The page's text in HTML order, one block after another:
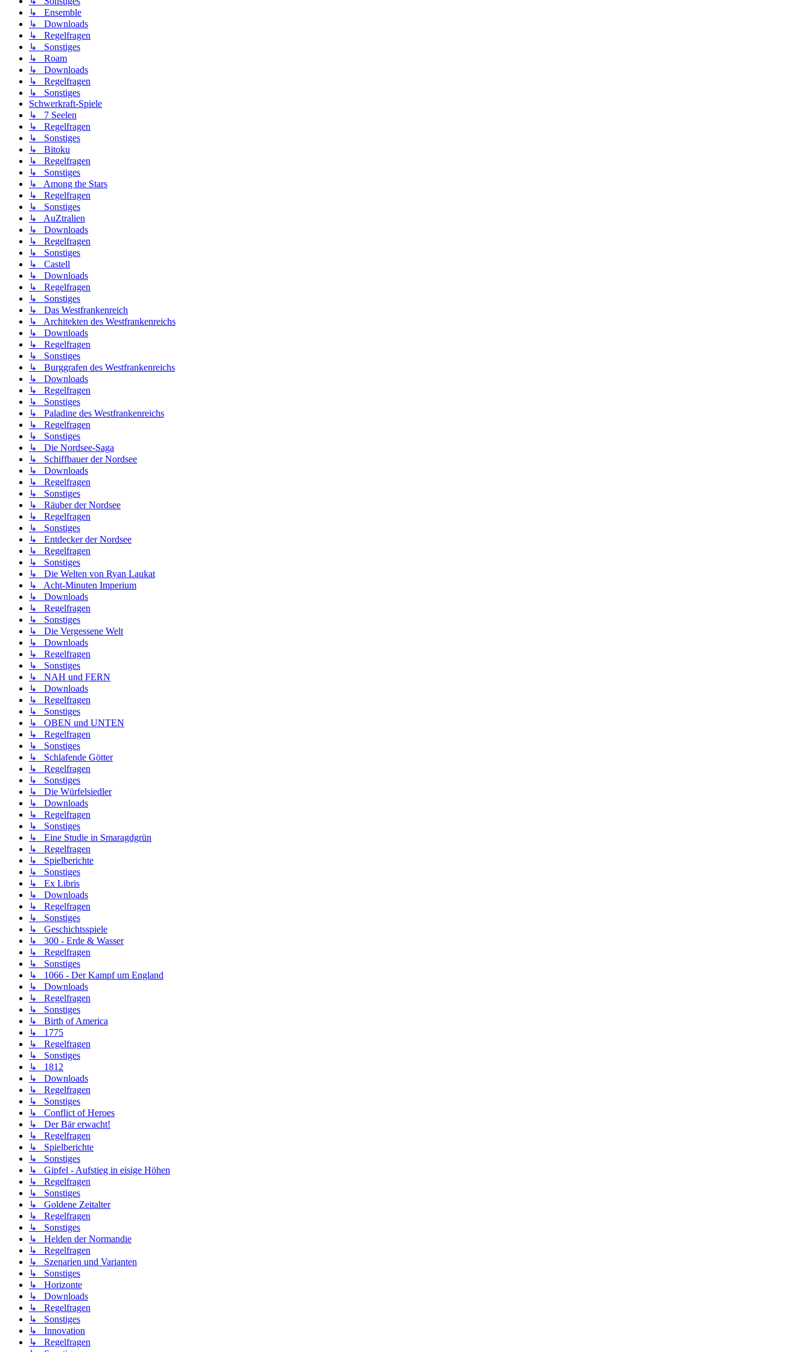
↳ Ensemble
↳ Downloads
↳ Regelfragen
↳ Sonstiges
↳ Roam
↳ Downloads
↳ Regelfragen
↳ Sonstiges
Schwerkraft-Spiele
↳ 7 Seelen
↳ Regelfragen
↳ Sonstiges
↳ Bitoku
↳ Regelfragen
↳ Sonstiges
↳ Among the Stars
↳ Regelfragen
↳ Sonstiges
↳ AuZtralien
↳ Downloads
↳ Regelfragen
↳ Sonstiges
↳ Castell
↳ Downloads
↳ Regelfragen
↳ Sonstiges
↳ Das Westfrankenreich
↳ Architekten des Westfrankenreichs
↳ Downloads
↳ Regelfragen
↳ Sonstiges
↳ Burggrafen des Westfrankenreichs
↳ Downloads
↳ Regelfragen
↳ Sonstiges
↳ Paladine des Westfrankenreichs
↳ Regelfragen
↳ Sonstiges
↳ Die Nordsee-Saga
↳ Schiffbauer der Nordsee
↳ Downloads
↳ Regelfragen
↳ Sonstiges
↳ Räuber der Nordsee
↳ Regelfragen
↳ Sonstiges
↳ Entdecker der Nordsee
↳ Regelfragen
↳ Sonstiges
↳ Die Welten von Ryan Laukat
↳ Acht-Minuten Imperium
↳ Downloads
↳ Regelfragen
↳ Sonstiges
↳ Die Vergessene Welt
↳ Downloads
↳ Regelfragen
↳ Sonstiges
↳ NAH und FERN
↳ Downloads
↳ Regelfragen
↳ Sonstiges
↳ OBEN und UNTEN
↳ Regelfragen
↳ Sonstiges
↳ Schlafende Götter
↳ Regelfragen
↳ Sonstiges
↳ Die Würfelsiedler
↳ Downloads
↳ Regelfragen
↳ Sonstiges
↳ Eine Studie in Smaragdgrün
↳ Regelfragen
↳ Spielberichte
↳ Sonstiges
↳ Ex Libris
↳ Downloads
↳ Regelfragen
↳ Sonstiges
↳ Geschichtsspiele
↳ 300 - Erde & Wasser
↳ Regelfragen
↳ Sonstiges
↳ 1066 - Der Kampf um England
↳ Downloads
↳ Regelfragen
↳ Sonstiges
↳ Birth of America
↳ 1775
↳ Regelfragen
↳ Sonstiges
↳ 1812
↳ Downloads
↳ Regelfragen
↳ Sonstiges
↳ Conflict of Heroes
↳ Der Bär erwacht!
↳ Regelfragen
↳ Spielberichte
↳ Sonstiges
↳ Gipfel - Aufstieg in eisige Höhen
↳ Regelfragen
↳ Sonstiges
↳ Goldene Zeitalter
↳ Regelfragen
↳ Sonstiges
↳ Helden der Normandie
↳ Regelfragen
↳ Szenarien und Varianten
↳ Sonstiges
↳ Horizonte
↳ Downloads
↳ Regelfragen
↳ Sonstiges
↳ Innovation
↳ Regelfragen